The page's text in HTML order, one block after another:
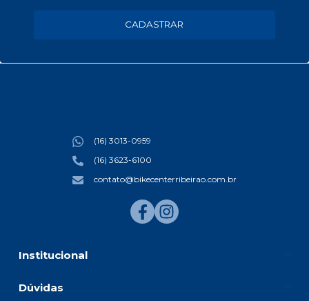
CADASTRAR
Institucional
Dúvidas
(16) 3013-0959
(16) 3623-6100
contato@bikecenterribeirao.com.br